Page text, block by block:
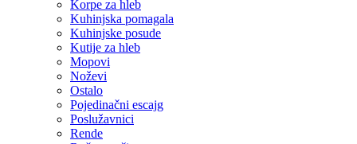
Korpe za hleb
Kuhinjska pomagala
Kuhinjske posude
Kutije za hleb
Mopovi
Noževi
Ostalo
Pojedinačni escajg
Poslužavnici
Rende